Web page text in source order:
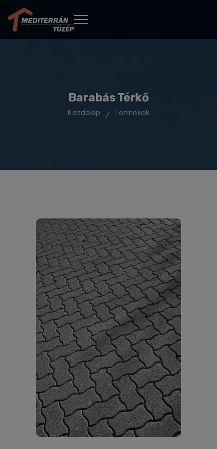
Barabás Térkő
Kezdőlap Termékek